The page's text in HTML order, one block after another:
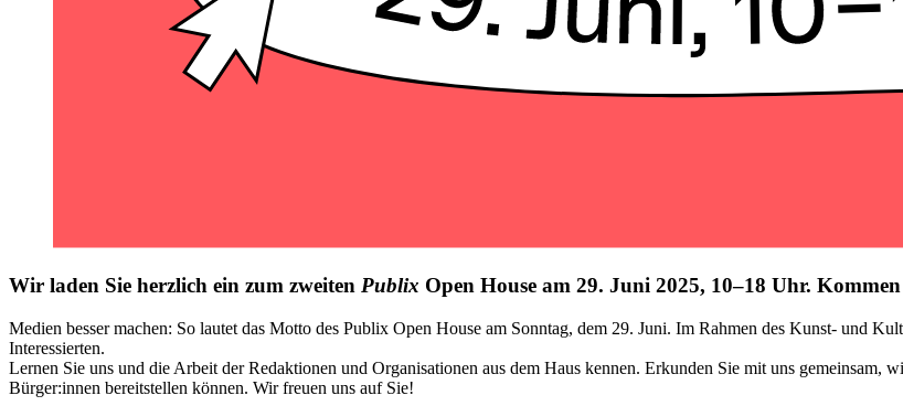
Wir laden Sie herzlich ein zum zweiten Publix Open House am 29. Juni 2025, 10–18 Uhr. Kommen
Medien besser machen: So lautet das Motto des Publix Open House am Sonntag, dem 29. Juni. Im Rahmen des Kunst- und
Interessierten.
Lernen Sie uns und die Arbeit der Redaktionen und Organisationen aus dem Haus kennen. Erkunden Sie mit uns
Bürger:innen bereitstellen können. Wir freuen uns auf Sie!